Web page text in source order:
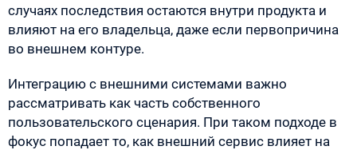
случаях последствия остаются внутри продукта и
влияют на его владельца, даже если первопричина
во внешнем контуре.
Интеграцию с внешними системами важно
рассматривать как часть собственного
пользовательского сценария. При таком подходе в
фокус попадает то, как внешний сервис влияет на